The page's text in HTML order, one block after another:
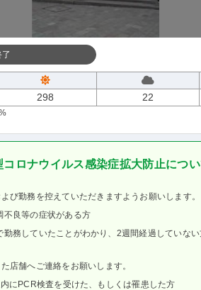
298 22
コロナウイルス感染症拡大防止につ
び勤務を控えていただきますようお願いします。
不良等の症状がある方
勤務していたことがわかり、2週間経過していな
店舗へご連絡をお願いします。
にPCR検査を受けた、もしくは罹患した方